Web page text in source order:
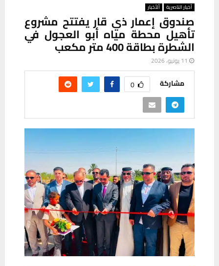
أخبار الناصرية ألأخبار
صندوق إعمار ذي قار يفتتح مشروع
تأهيل محطة مياه أبو العجول في
الشطرة بطاقة 400 متر مكعب
11 يونيو، 2026
مشاركة 0